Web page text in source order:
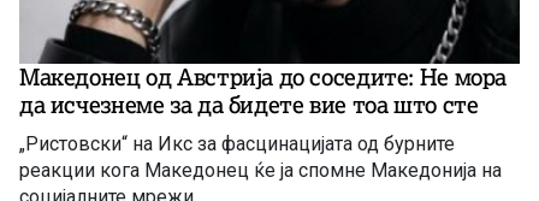
Македонец од Австрија до соседите: Не мора
да исчезнеме за да бидете вие ​​тоа што сте
„Ристовски“ на Икс за фасцинацијата од бурните
реакции кога Македонец ќе ја спомне Македонија на